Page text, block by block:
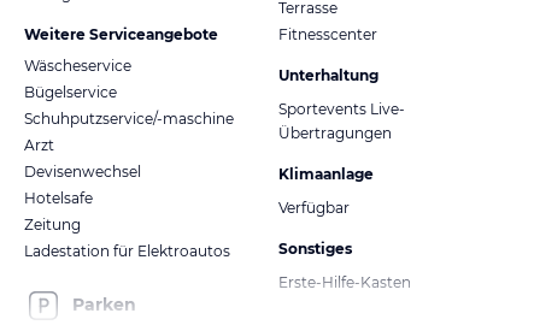
Weitere Serviceangebote
Wäscheservice
Bügelservice
Schuhputzservice/-maschine
Arzt
Devisenwechsel
Hotelsafe
Zeitung
Ladestation für Elektroautos
Parken
Terrasse
Fitnesscenter
Unterhaltung
Sportevents Live-
Übertragungen
Klimaanlage
Verfügbar
Sonstiges
Erste-Hilfe-Kasten